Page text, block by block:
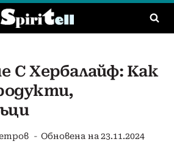
С Хербалайф: Как
Обновена на 23.11.2024